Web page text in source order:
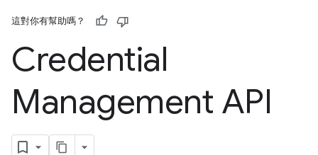
這對你有幫助嗎？
Credential
Management API